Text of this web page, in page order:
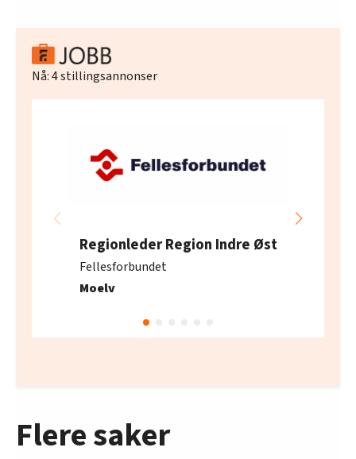
Nå:4stillingsannonser
Regionleder Region Indre Øst
Fellesforbundet
Moelv
Flere saker